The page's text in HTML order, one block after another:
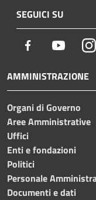
SEGUICI SU
Facebook Youtube
AMMINISTRAZIONE
Organi di Governo
Aree Amministrative
Uffici
Enti e fondazioni
Politici
Personale
Documenti e dati